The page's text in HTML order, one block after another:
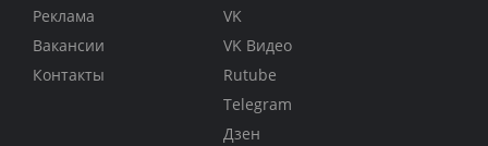
Реклама
Вакансии
Контакты
VK
VK Видео
Rutube
Telegram
Дзен